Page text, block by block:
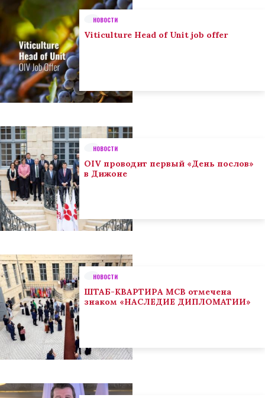
НОВОСТИ
Viticulture Head of Unit job offer
НОВОСТИ
OIV проводит первый «День послов»
в Дижоне
НОВОСТИ
ШТАБ-КВАРТИРА МСВ отмечена
знаком «НАСЛЕДИЕ ДИПЛОМАТИИ»